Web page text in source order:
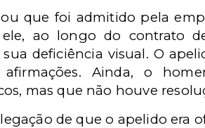
que foi admitido pela
ao longo do contrato
deficiência visual. O
Ainda, o
mas que não houve
de que o apelido era